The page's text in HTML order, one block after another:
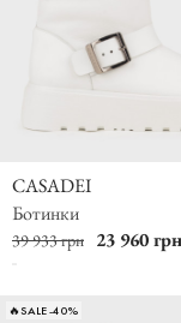
CASADEI
Ботинки
39 933 грн 23 960 грн
🔥SALE -40%